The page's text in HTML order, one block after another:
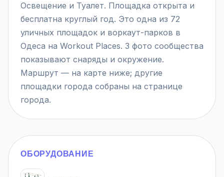
Освещение и Туалет. Площадка открыта и
бесплатна круглый год. Это одна из 72
уличных площадок и воркаут-парков в
Одеса на Workout Places. 3 фото сообщества
показывают снаряды и окружение.
Маршрут — на карте ниже; другие
площадки города собраны на странице
города.
ОБОРУДОВАНИЕ